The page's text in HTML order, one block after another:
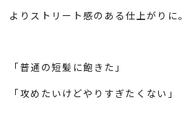
よりストリート感のある仕上がりに。
「普通の短髪に飽きた」
「攻めたいけどやりすぎたくない」